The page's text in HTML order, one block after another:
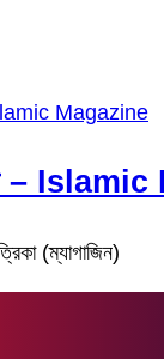
–
(ম্যাগাজিন)